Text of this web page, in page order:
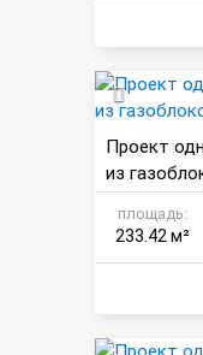
Проект
из
площадь:
233.42 м²